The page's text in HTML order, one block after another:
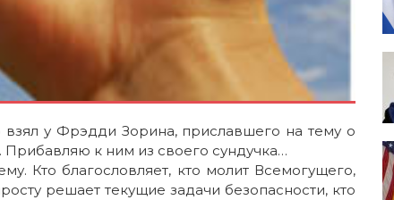
у Фрэдди Зорина, приславшего на тему о
к ним из своего сундучка…
Кто благословляет, кто молит Всемогущего,
решает текущие задачи безопасности, кто